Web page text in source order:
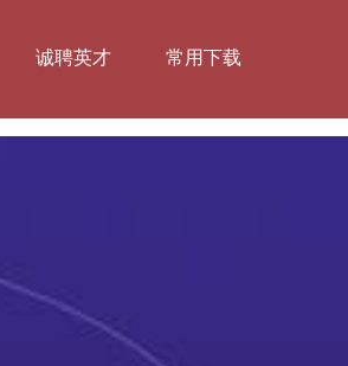
诚聘英才 常用下载